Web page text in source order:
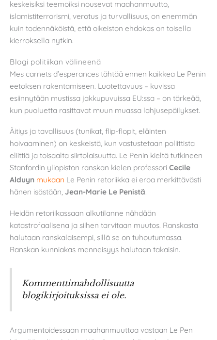
keskeisiksi teemoiksi nousevat maahanmuutto,
islamistiterrorismi, verotus ja turvallisuus, on enemmän
kuin todennäköistä, että oikeiston ehdokas on toisella
kierroksella nytkin.
Blogi politiikan välineenä
Mes carnets d’esperances tähtää ennen kaikkea Le Penin
eetoksen rakentamiseen. Luotettavuus – kuvissa
esiinnytään mustissa jakkupuvuissa EU:ssa – on tärkeää,
kun puoluetta rasittavat muun muassa lahjusepäilykset.
Äitiys ja tavallisuus (tunikat, flip-flopit, eläinten
hoivaaminen) on keskeistä, kun vastustetaan poliittista
eliittiä ja toisaalta siirtolaisuutta. Le Penin kieltä tutkineen
Stanfordin yliopiston ranskan kielen professori Cecile
Alduyn mukaan Le Penin retoriikka ei eroa merkittävästi
hänen isästään, Jean-Marie Le Penistä.
Heidän retoriikassaan alkutilanne nähdään
katastrofaalisena ja siihen tarvitaan muutos. Ranskasta
halutaan ranskalaisempi, sillä se on tuhoutumassa.
Ranskan kunniakas menneisyys halutaan takaisin.
Kommenttimahdollisuutta
blogikirjoituksissa ei ole.
Argumentoidessaan maahanmuuttoa vastaan Le Pen